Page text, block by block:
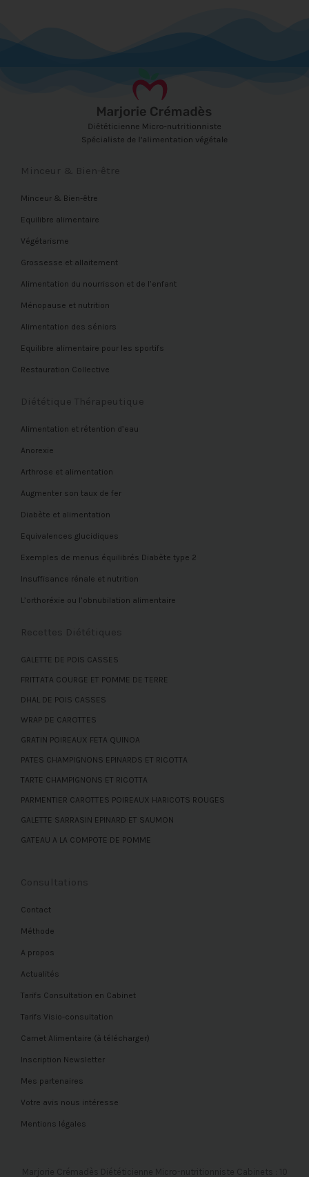
Minceur & Bien-être
Minceur & Bien-être
Equilibre alimentaire
Végétarisme
Grossesse et allaitement
Alimentation du nourrisson et de l’enfant
Ménopause et nutrition
Alimentation des séniors
Equilibre alimentaire pour les sportifs
Restauration Collective
Diététique Thérapeutique
Alimentation et rétention d’eau
Anorexie
Arthrose et alimentation
Augmenter son taux de fer
Diabète et alimentation
Equivalences glucidiques
Exemples de menus équilibrés Diabète type 2
Insuffisance rénale et nutrition
L’orthoréxie ou l’obnubilation alimentaire
Recettes Diététiques
GALETTE DE POIS CASSES
FRITTATA COURGE ET POMME DE TERRE
DHAL DE POIS CASSES
WRAP DE CAROTTES
GRATIN POIREAUX FETA QUINOA
PATES CHAMPIGNONS EPINARDS ET RICOTTA
TARTE CHAMPIGNONS ET RICOTTA
PARMENTIER CAROTTES POIREAUX HARICOTS ROUGES
GALETTE SARRASIN EPINARD ET SAUMON
GATEAU A LA COMPOTE DE POMME
Consultations
Contact
Méthode
A propos
Actualités
Tarifs Consultation en Cabinet
Tarifs Visio-consultation
Carnet Alimentaire (à télécharger)
Inscription Newsletter
Mes partenaires
Votre avis nous intéresse
Mentions légales
Marjorie Crémadès Diététicienne Micro-nutritionniste Cabinets : 10